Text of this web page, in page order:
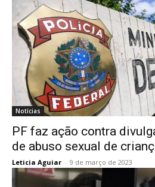
Notícias
PF faz ação contra
de abuso sexual de
Leticia Aguiar - 9 de março de 2023